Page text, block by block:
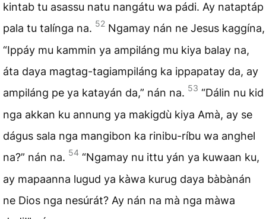
kintab tu asassu natu nangátu wa pádi. Ay nataptáp
pala tu talínga na. 52 Ngamay nán ne Jesus kaggína,
“Ippáy mu kammin ya ampiláng mu kiya balay na,
áta daya magtag-tagiampiláng ka ippapatay da, ay
ampiláng pe ya katayán da,” nán na. 53 “Dálin nu kid
nga akkan ku annung ya makigdù kiya Amà, ay se
dágus sala nga mangibon ka rinibu-ríbu wa anghel
na?” nán na. 54 “Ngamay nu ittu yán ya kuwaan ku,
ay mapaanna lugud ya kàwa kurug daya bàbànán
ne Dios nga nesúrát? Ay nán na mà nga màwa